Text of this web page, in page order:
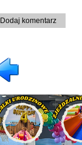
Dodaj komentarz